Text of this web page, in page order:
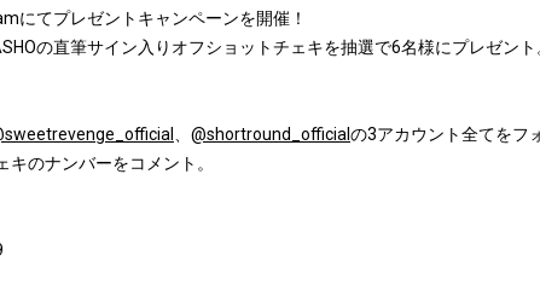
にてプレゼントキャンペーンを開催！
の直筆サイン入りオフショットチェキを抽選で6名様にプレゼント
@shortround_official の3アカウント全てをフ
のナンバーをコメント。